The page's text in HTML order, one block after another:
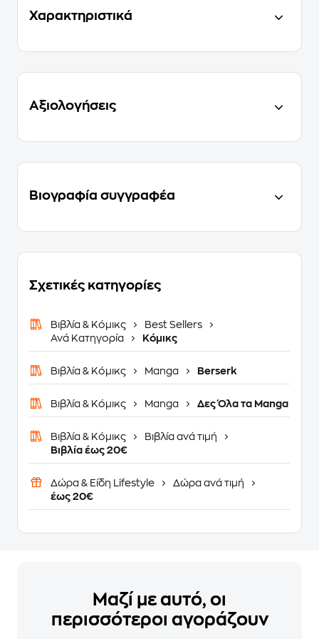
Χαρακτηριστικά
Αξιολογήσεις
Βιογραφία συγγραφέα
Σχετικές κατηγορίες
Βιβλία & Κόμικς
Best Sellers
Ανά Κατηγορία
Κόμικς
Βιβλία & Κόμικς Manga Berserk
Βιβλία & Κόμικς Manga Δες Όλα τα Manga
Βιβλία & Κόμικς
Βιβλία ανά τιμή
Βιβλία έως 20€
Δώρα & Είδη Lifestyle
Δώρα ανά τιμή
έως 20€
Μαζί με αυτό, οι
περισσότεροι αγοράζουν